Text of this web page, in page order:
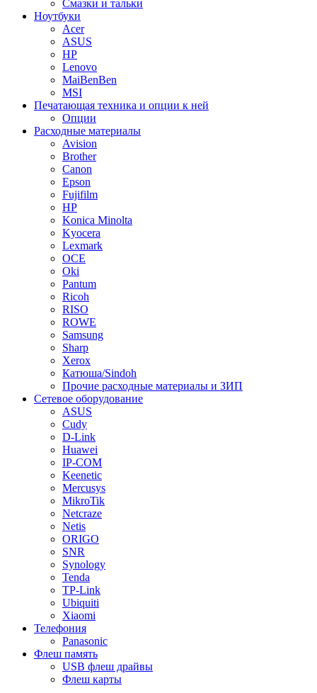
Смазки и тальки
Ноутбуки
Acer
ASUS
HP
Lenovo
MaiBenBen
MSI
Печатающая техника и опции к ней
Опции
Расходные материалы
Avision
Brother
Canon
Epson
Fujifilm
HP
Konica Minolta
Kyocera
Lexmark
OCE
Oki
Pantum
Ricoh
RISO
ROWE
Samsung
Sharp
Xerox
Катюша/Sindoh
Прочие расходные материалы и ЗИП
Сетевое оборудование
ASUS
Cudy
D-Link
Huawei
IP-COM
Keenetic
Mercusys
MikroTik
Netcraze
Netis
ORIGO
SNR
Synology
Tenda
TP-Link
Ubiquiti
Xiaomi
Телефония
Panasonic
Флеш память
USB флеш драйвы
Флеш карты